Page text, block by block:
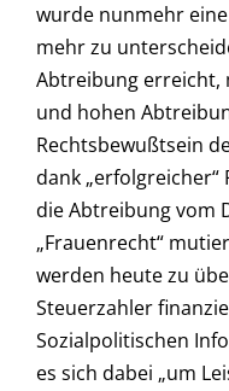
wurde nunmehr
mehr zu
Abtreibung erreicht,
und hohen
Rechtsbewußtsein
dank
die Abtreibung vom
„Frauenrecht“
werden heute zu
Steuerzahler
Sozialpolitischen
es sich dabei „um